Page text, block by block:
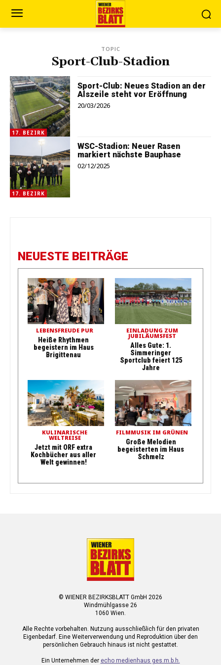
TOPIC
Sport-Club-Stadion
17. BEZIRK
Sport-Club: Neues Stadion an der
Alszeile steht vor Eröffnung
20/03/2026
17. BEZIRK
WSC-Stadion: Neuer Rasen
markiert nächste Bauphase
02/12/2025
NEUESTE BEITRÄGE
LEBENSFREUDE PUR
Heiße Rhythmen
begeistern im Haus
Brigittenau
EINLADUNG ZUM
JUBILÄUMSFEST
Alles Gute: 1.
Simmeringer
Sportclub feiert 125
Jahre
KULINARISCHE
WELTREISE
Jetzt mit ORF extra
Kochbücher aus aller
Welt gewinnen!
FILMMUSIK IM GRÜNEN
Große Melodien
begeisterten im Haus
Schmelz
© WIENER BEZIRKSBLATT GmbH 2026
Windmühlgasse 26
1060 Wien.
Alle Rechte vorbehalten. Nutzung ausschließlich für den privaten
Eigenbedarf. Eine Weiterverwendung und Reproduktion über den
persönlichen Gebrauch hinaus ist nicht gestattet.
Ein Unternehmen der echo medienhaus ges.m.b.h.